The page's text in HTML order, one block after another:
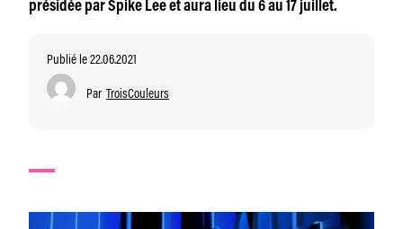
présidée par Spike Lee et aura lieu du 6 au 17 juillet.
Publié le 22.06.2021
Par TroisCouleurs